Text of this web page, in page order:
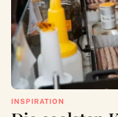
INSPIRATION